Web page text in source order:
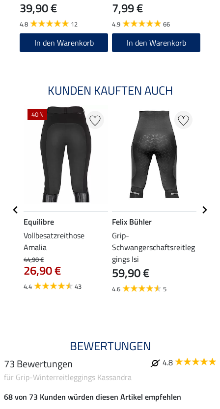
39,90 €
4.8 12
In den Warenkorb
7,99 €
4.9 66
In den Warenkorb
KUNDEN KAUFTEN AUCH
40 %
Equilibre
Vollbesatzreithose
Amalia
44,90 €
26,90 €
4.4 43
Felix Bühler
Grip-
Schwangerschaftsreitleg
gings Isi
59,90 €
4.6 5
BEWERTUNGEN
73 Bewertungen
4.8
für Grip-Winterreitleggings Kassandra
68 von 73 Kunden würden diesen Artikel empfehlen